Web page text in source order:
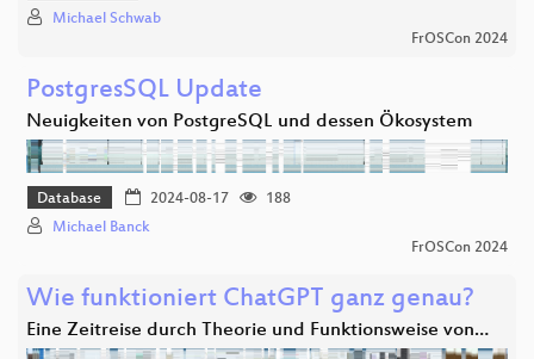
Michael Schwab
FrOSCon 2024
PostgresSQL Update
Neuigkeiten von PostgreSQL und dessen Ökosystem
Database 2024-08-17
188
Michael Banck
FrOSCon 2024
Wie funktioniert ChatGPT ganz genau?
Eine Zeitreise durch Theorie und Funktionsweise von…